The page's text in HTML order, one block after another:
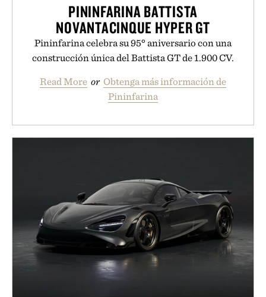
PININFARINA BATTISTA
NOVANTACINQUE HYPER GT
Pininfarina celebra su 95° aniversario con una
construcción única del Battista GT de 1.900 CV.
Read More or Obtenga más información de
Pininfarina